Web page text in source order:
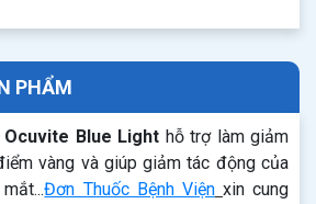
PHẨM
Blue Light hỗ trợ làm giảm
vàng và giúp giảm tác động của
Đơn Thuốc Bệnh Viện xin cung